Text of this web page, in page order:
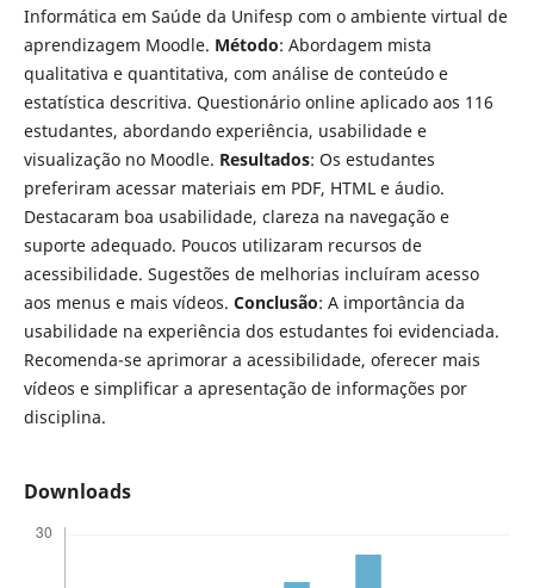
Informática em Saúde da Unifesp com o ambiente virtual de
aprendizagem Moodle. Método: Abordagem mista
qualitativa e quantitativa, com análise de conteúdo e
estatística descritiva. Questionário online aplicado aos 116
estudantes, abordando experiência, usabilidade e
visualização no Moodle. Resultados: Os estudantes
preferiram acessar materiais em PDF, HTML e áudio.
Destacaram boa usabilidade, clareza na navegação e
suporte adequado. Poucos utilizaram recursos de
acessibilidade. Sugestões de melhorias incluíram acesso
aos menus e mais vídeos. Conclusão: A importância da
usabilidade na experiência dos estudantes foi evidenciada.
Recomenda-se aprimorar a acessibilidade, oferecer mais
vídeos e simplificar a apresentação de informações por
disciplina.
Downloads